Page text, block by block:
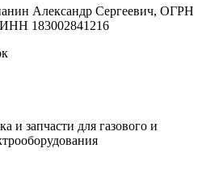
Александр Сергеевич, ОГРН
183002841216
и запчасти для газового и